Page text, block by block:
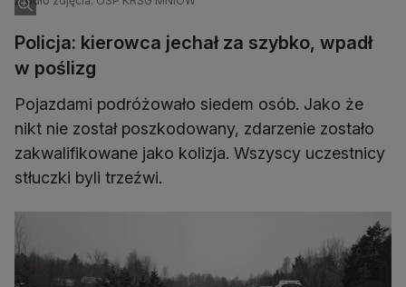
Policja: kierowca jechał za szybko, wpadł
w poślizg
Pojazdami podróżowało siedem osób. Jako że
nikt nie został poszkodowany, zdarzenie zostało
zakwalifikowane jako kolizja. Wszyscy uczestnicy
stłuczki byli trzeźwi.